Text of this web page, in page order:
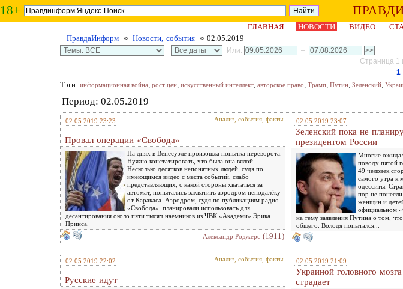
18+
ГЛАВНАЯ
НОВОСТИ ВИДЕО
ПравдаИнформ ≈ Новости, события ≈ 02.05.2019
Или:
–
Страница 1
1
Тэги: информационная война, рост цен, искусственный интеллект, авторское право, Трамп, Путин, Зеленский,
Период: 02.05.2019
02.05.2019 23:23 Анализ, события, факты
Провал операции «Свобода»
На днях в Венесуэле произошла попытка переворота.
Нужно констатировать, что была она вялой.
Несколько десятков непонятных людей, судя по
имеющимся видео с места событий, слабо
представляющих, с какой стороны хвататься за
автомат, попытались захватить аэродром неподалёку
от Каракаса. Аэродром, судя по публикациям радио
«Свобода», планировали использовать для
десантирования около пяти тысяч наёмников из ЧВК «Академи» Эрика
Принса.
Александр Роджерс (1911)
02.05.2019 23:07
Зеленский пока не
президентом России
Многие
поводу пятой
49 человек
самого утра к
одесситы.
пор не понесли
женщин и
официальном
на тему заявления Путина о том,
общего. Володя попытался...
02.05.2019 22:02 Анализ, события, факты
Русские идут
02.05.2019 21:09
Украиной головного
страдает